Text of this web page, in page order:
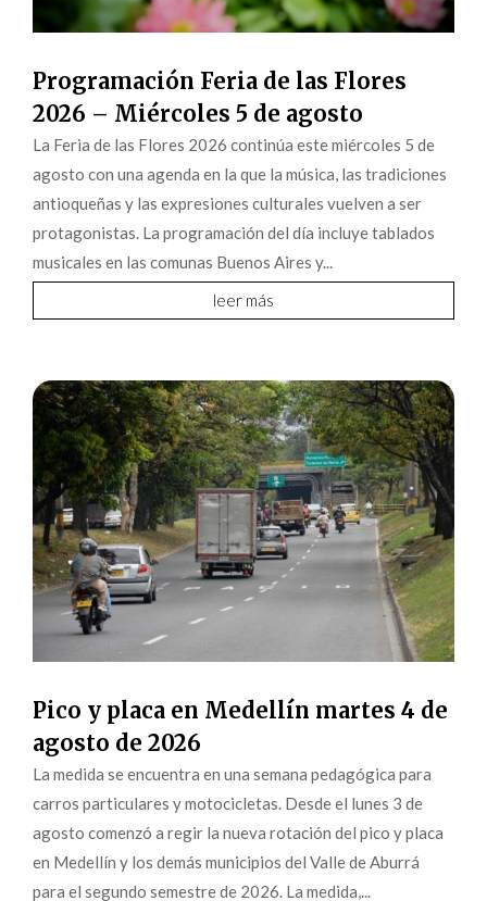
Programación Feria de las Flores
2026 – Miércoles 5 de agosto
La Feria de las Flores 2026 continúa este miércoles 5 de
agosto con una agenda en la que la música, las tradiciones
antioqueñas y las expresiones culturales vuelven a ser
protagonistas. La programación del día incluye tablados
musicales en las comunas Buenos Aires y...
leer más
Pico y placa en Medellín martes 4 de
agosto de 2026
La medida se encuentra en una semana pedagógica para
carros particulares y motocicletas. Desde el lunes 3 de
agosto comenzó a regir la nueva rotación del pico y placa
en Medellín y los demás municipios del Valle de Aburrá
para el segundo semestre de 2026. La medida,...